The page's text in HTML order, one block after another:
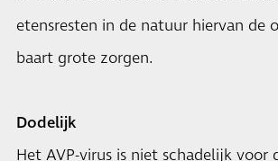
etensresten in de natuur hiervan de
baart grote zorgen.
Dodelijk
Het AVP-virus is niet schadelijk voor